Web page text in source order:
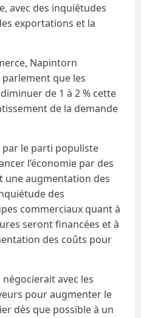
avec des inquiétudes
exportations et la
Napintorn
que les
de 1 à 2 % cette
de la demande
le parti populiste
l’économie par des
une augmentation des
des
commerciaux quant à
seront financées et à
des coûts pour
négocierait avec les
pour augmenter le
dès que possible à un